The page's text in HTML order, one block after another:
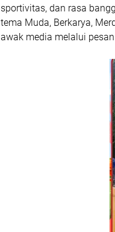
sportivitas, dan rasa
tema Muda, Berkarya,
awak media melalui